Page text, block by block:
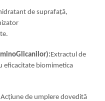
de suprafață,
Extractul de
eficacitate biomimetica
Acțiune de umplere dovedită